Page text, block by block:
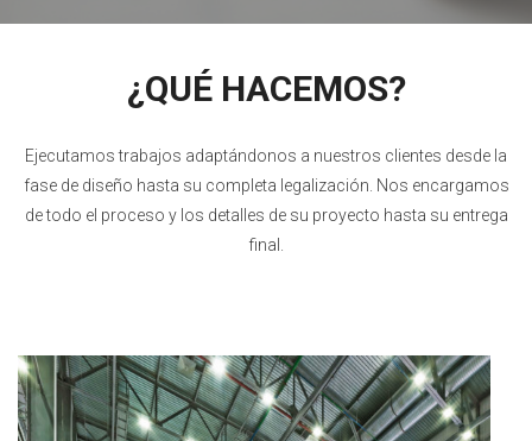
¿QUÉ HACEMOS?
Ejecutamos trabajos adaptándonos a nuestros clientes desde la
fase de diseño hasta su completa legalización. Nos encargamos
de todo el proceso y los detalles de su proyecto hasta su entrega
final.